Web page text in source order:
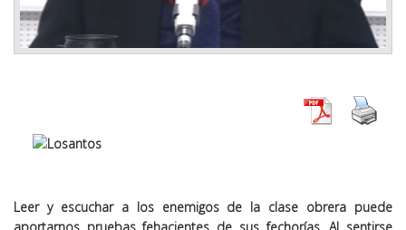
Leer y escuchar a los enemigos de la clase obrera puede